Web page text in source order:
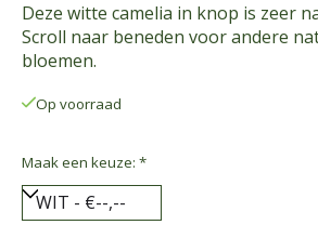
Deze witte camelia in knop is zeer
Scroll naar beneden voor andere
bloemen.
Op voorraad
Maak een keuze: *